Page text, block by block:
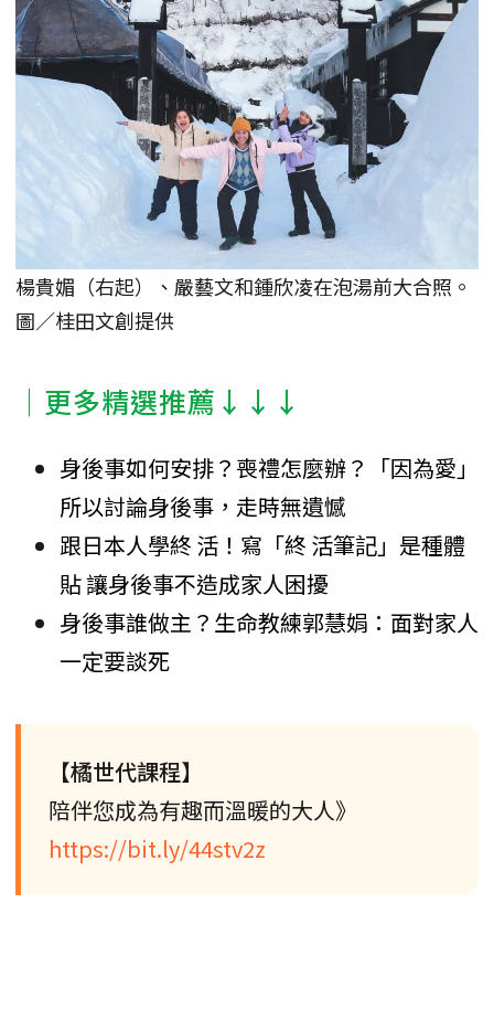
楊貴媚（右起）、嚴藝文和鍾欣凌在泡湯前大合照。
圖／桂田文創提供
│更多精選推薦↓↓↓
身後事如何安排？喪禮怎麼辦？「因為愛」
所以討論身後事，走時無遺憾
跟日本人學終 活！寫「終 活筆記」是種體
貼 讓身後事不造成家人困擾
身後事誰做主？生命教練郭慧娟：面對家人
一定要談死
【橘世代課程】
陪伴您成為有趣而溫暖的大人》
https://bit.ly/44stv2z